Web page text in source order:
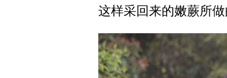
这样采回来的嫩蕨所